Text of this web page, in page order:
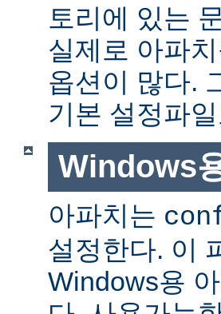
토리에 있는
실제로 아파
옵션이 많다.
기본 설정파
Windows
아파치는
설정한다. 이
Windows용